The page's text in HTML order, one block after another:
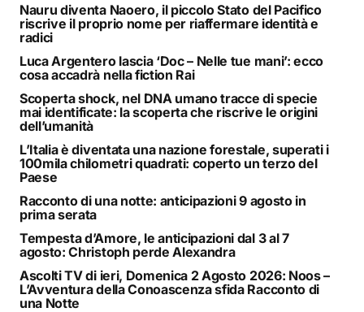
Nauru diventa Naoero, il piccolo Stato del Pacifico
riscrive il proprio nome per riaffermare identità e
radici
Luca Argentero lascia ‘Doc – Nelle tue mani’: ecco
cosa accadrà nella fiction Rai
Scoperta shock, nel DNA umano tracce di specie
mai identificate: la scoperta che riscrive le origini
dell’umanità
L’Italia è diventata una nazione forestale, superati i
100mila chilometri quadrati: coperto un terzo del
Paese
Racconto di una notte: anticipazioni 9 agosto in
prima serata
Tempesta d’Amore, le anticipazioni dal 3 al 7
agosto: Christoph perde Alexandra
Ascolti TV di ieri, Domenica 2 Agosto 2026: Noos –
L’Avventura della Conoascenza sfida Racconto di
una Notte